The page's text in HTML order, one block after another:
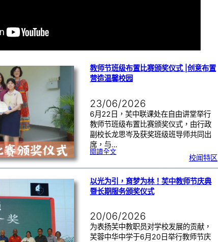
教师节班级布置比赛颁奖仪式 |创意布置
营造温馨校园
23/06/2026
6月22日，芙中联课处在自由讲堂举行
教师节班级布置比赛颁奖仪式，由行政
副校长龙思岑及获奖班级班导师共同出
席，与…
閱讀全文:教
级
置比
赛
颁
奖
仪
式
布
置
营
造
温
馨
校
园
校闻特区
以光为引，育梦为林！芙中教师节庆典
暨长期服务颁奖仪式
20/06/2026
为表扬芙中教职员对学校发展的贡献，
芙蓉中华中学于6月20日举行教师节庆